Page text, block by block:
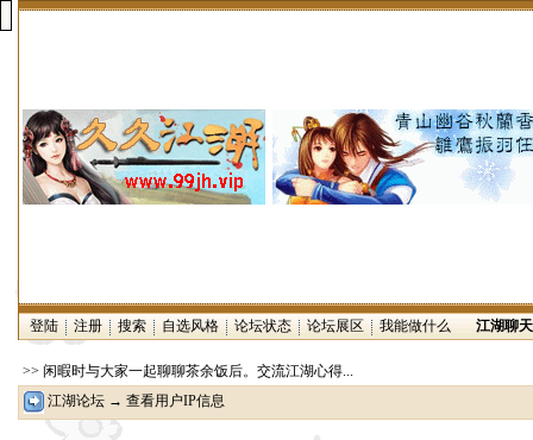
登陆 注册 搜索 自选风格 论坛状态 论坛展区 我能做什么 江湖聊
>> 闲暇时与大家一起聊聊茶余饭后。交流江湖心得...
江湖论坛 → 查看用户IP信息